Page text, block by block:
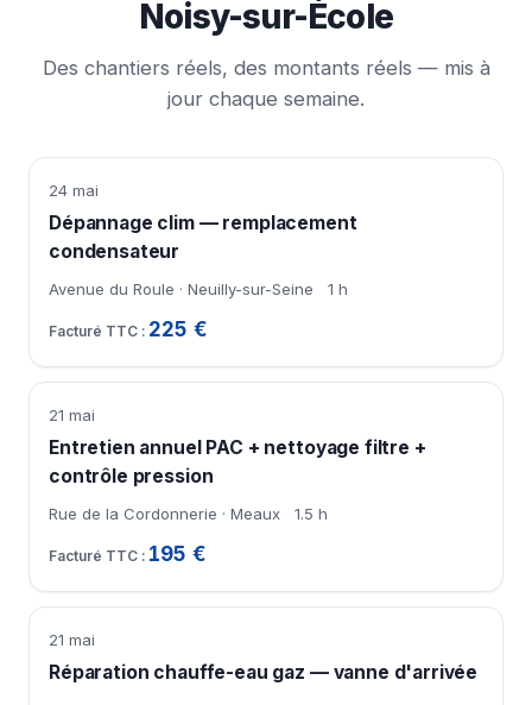
Noisy-sur-École
Des chantiers réels, des montants réels — mis à
jour chaque semaine.
24 mai
Dépannage clim — remplacement
condensateur
Avenue du Roule · Neuilly-sur-Seine 1 h
225 €
21 mai
Entretien annuel PAC + nettoyage filtre +
contrôle pression
Rue de la Cordonnerie · Meaux 1.5 h
195 €
21 mai
Réparation chauffe-eau gaz — vanne d'arrivée